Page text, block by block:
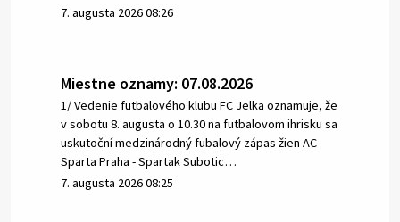
7. augusta 2026 08:26
Miestne oznamy: 07.08.2026
1/ Vedenie futbalového klubu FC Jelka oznamuje, že
v sobotu 8. augusta o 10.30 na futbalovom ihrisku sa
uskutoční medzinárodný fubalový zápas žien AC
Sparta Praha - Spartak Subotic…
7. augusta 2026 08:25